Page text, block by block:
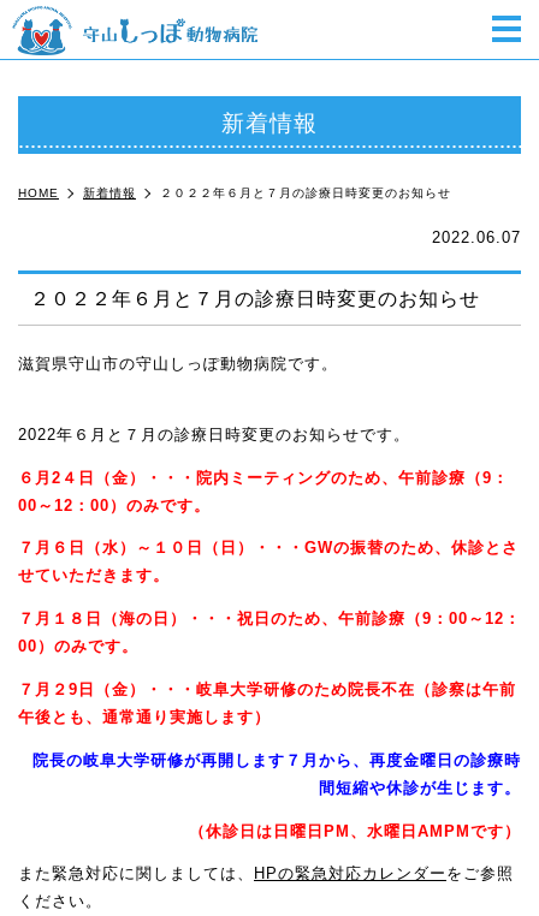
新着情報
HOME 新着情報 ２０２２年６月と７月の診療日時変更のお知らせ
2022.06.07
２０２２年６月と７月の診療日時変更のお知らせ
滋賀県守山市の守山しっぽ動物病院です。
2022年６月と７月の診療日時変更のお知らせです。
６月2４ 日（金）・・・院内ミーティングのため、 午前診療（9：
00～12：00）のみです。
７月６日（水）～１０日（日）・・・GWの振替のため、休診とさ
せていただきます。
７月１８日（海の日）・・・ 祝日のため、午前診療（9：00～12：
00）のみです。
７月２9日（金）・・・岐阜大学研修のため院長不在（診察は午前
午後とも、通常通り実施します）
院長の岐阜大学研修が再開します７月から、再度金曜日の診療時
間短縮や休診が生じます。
（休診日 は 日曜日PM、水曜日AMPMです）
また緊急対応に関しましては、 HPの緊急対応カレンダー をご参照
ください。